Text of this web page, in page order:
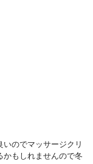
のでマッサージクリ
かもしれませんので冬